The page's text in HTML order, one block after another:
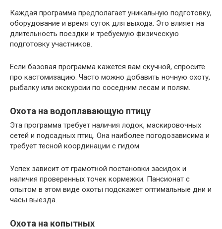
Каждая программа предполагает уникальную подготовку,
оборудование и время суток для выхода. Это влияет на
длительность поездки и требуемую физическую
подготовку участников.
Если базовая программа кажется вам скучной, спросите
про кастомизацию. Часто можно добавить ночную охоту,
рыбалку или экскурсии по соседним лесам и полям.
Охота на водоплавающую птицу
Эта программа требует наличия лодок, маскировочных
сетей и подсадных птиц. Она наиболее погодозависима и
требует тесной координации с гидом.
Успех зависит от грамотной постановки засидок и
наличия проверенных точек кормежки. Пансионат с
опытом в этом виде охоты подскажет оптимальные дни и
часы выезда.
Охота на копытных